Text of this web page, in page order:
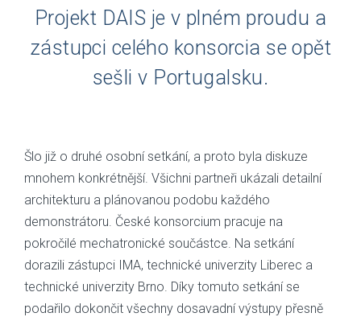
Projekt DAIS je v plném proudu a
zástupci celého konsorcia se opět
sešli v Portugalsku.
Šlo již o druhé osobní setkání, a proto byla diskuze
mnohem konkrétnější. Všichni partneři ukázali detailní
architekturu a plánovanou podobu každého
demonstrátoru. České konsorcium pracuje na
pokročilé mechatronické součástce. Na setkání
dorazili zástupci IMA, technické univerzity Liberec a
technické univerzity Brno. Díky tomuto setkání se
podařilo dokončit všechny dosavadní výstupy přesně